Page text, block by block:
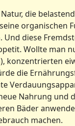
die
diese
Wollte man
konzentrierten
die
Nahrung
Bäder
machen.